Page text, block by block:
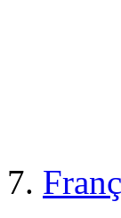
7.